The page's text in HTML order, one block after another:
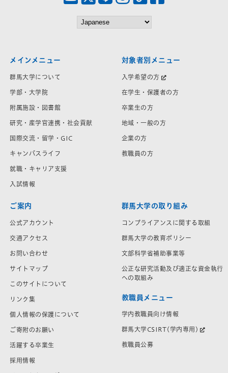
メインメニュー
群馬大学について
学部・大学院
附属施設・図書館
研究・産学官連携・社会貢献
国際交流・留学・GIC
キャンパスライフ
就職・キャリア支援
入試情報
対象者別メニュー
入学希望の方
在学生・保護者の方
卒業生の方
地域・一般の方
企業の方
教職員の方
ご案内
公式アカウント
交通アクセス
お問い合わせ
サイトマップ
このサイトについて
リンク集
個人情報の保護について
ご寄附のお願い
活躍する卒業生
採用情報
群馬大学の取り組み
コンプライアンスに関する取組
群馬大学の教育ポリシー
文部科学省補助事業等
公正な研究活動及び適正な資金執行
への取組み
教職員メニュー
学内教職員向け情報
群馬大学CSIRT(学内専用)
教職員公募